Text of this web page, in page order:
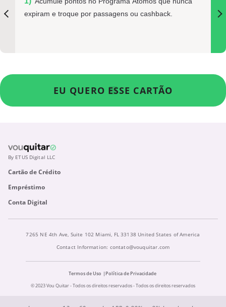
expiram e troque por passagens ou cashback.
EU QUERO ESSE CARTÃO
By ETUS Digital LLC
Cartão de Crédito
Empréstimo
Conta Digital
7265 NE 4th Ave, Suite 102 Miami, FL 33138 United States of America
Contact Information: contato@vouquitar.com
Termos de Uso
Política de Privacidade
© 2023 Vou Quitar - Todos os direitos reservados - Todos os direitos reservados